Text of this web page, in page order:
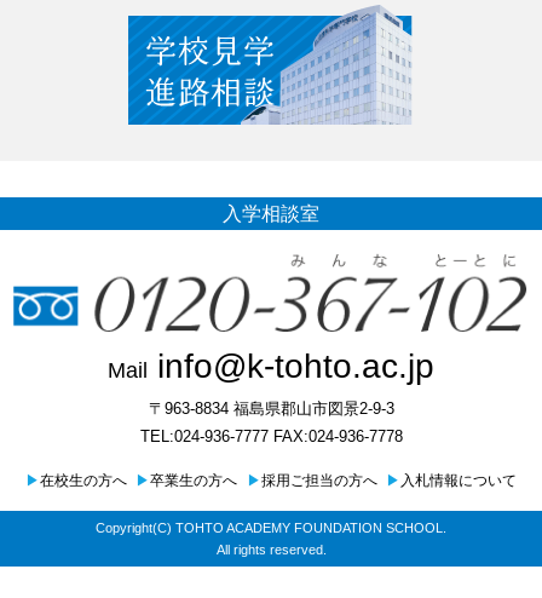
入学相談室
Mail info@k-tohto.ac.jp
〒963-8834 福島県郡山市図景2-9-3
TEL:024-936-7777 FAX:024-936-7778
▶在校生の方へ ▶卒業生の方へ ▶採用ご担当の方へ ▶ 入札情報について
Copyright(C) TOHTO ACADEMY FOUNDATION SCHOOL.
All rights reserved.